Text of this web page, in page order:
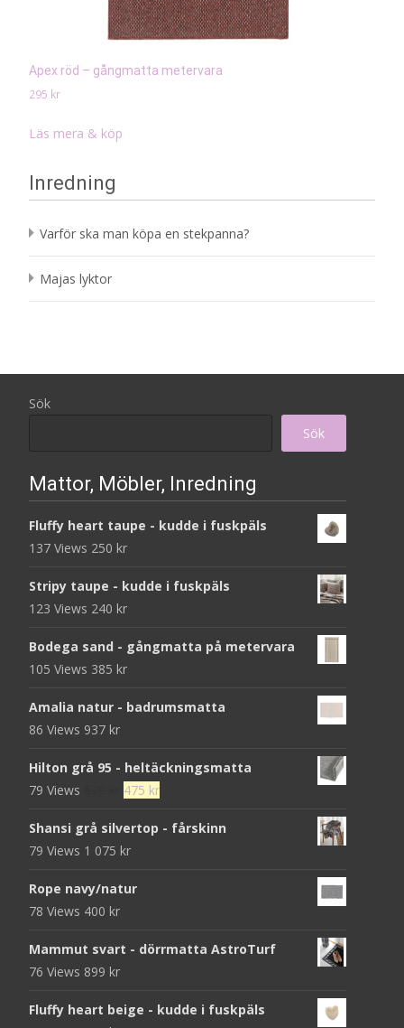
Apex röd – gångmatta metervara
295 kr
Läs mera & köp
Inredning
Varför ska man köpa en stekpanna?
Majas lyktor
Sök
Sök
Mattor, Möbler, Inredning
Fluffy heart taupe - kudde i fuskpäls
137 Views 250 kr
Stripy taupe - kudde i fuskpäls
123 Views 240 kr
Bodega sand - gångmatta på metervara
105 Views 385 kr
Amalia natur - badrumsmatta
86 Views 937 kr
Hilton grå 95 - heltäckningsmatta
79 Views
Det
priset
var:
475 krDet
priset
Shansi grå silvertop - fårskinn
79 Views 1 075 kr
Rope navy/natur
78 Views 400 kr
Mammut svart - dörrmatta AstroTurf
76 Views 899 kr
Fluffy heart beige - kudde i fuskpäls